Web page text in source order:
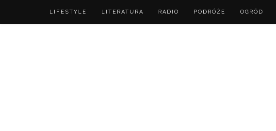
LIFESTYLE LITERATURA RADIO PODRÓŻE OGRÓD